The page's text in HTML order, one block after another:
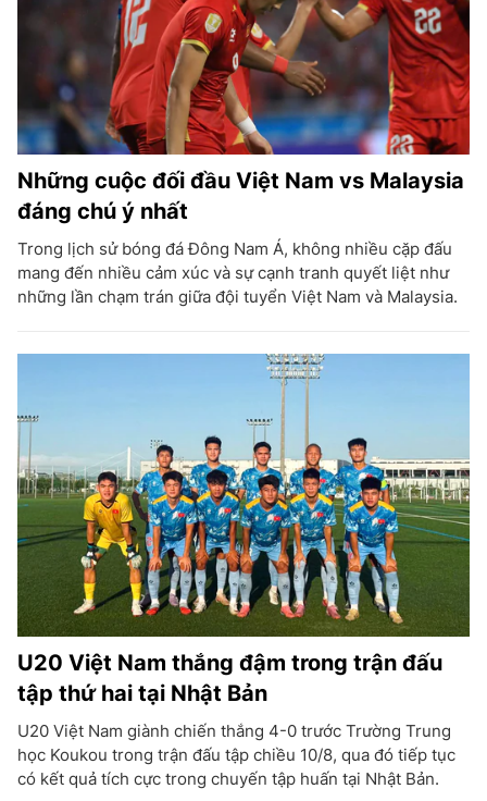
Những cuộc đối đầu Việt Nam vs Malaysia
đáng chú ý nhất
Trong lịch sử bóng đá Đông Nam Á, không nhiều cặp đấu
mang đến nhiều cảm xúc và sự cạnh tranh quyết liệt như
những lần chạm trán giữa đội tuyển Việt Nam và Malaysia.
U20 Việt Nam thắng đậm trong trận đấu
tập thứ hai tại Nhật Bản
U20 Việt Nam giành chiến thắng 4-0 trước Trường Trung
học Koukou trong trận đấu tập chiều 10/8, qua đó tiếp tục
có kết quả tích cực trong chuyến tập huấn tại Nhật Bản.